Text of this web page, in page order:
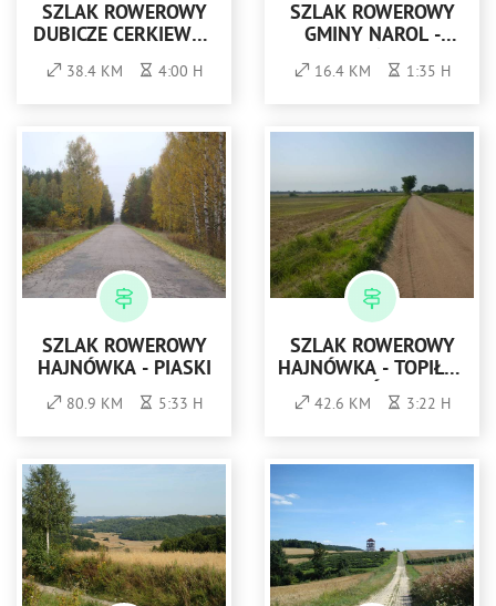
SZLAK ROWEROWY
DUBICZE CERKIEWNE
- TOPIŁO -
BIAŁOWIEŻA
38.4 KM 4:00 H
SZLAK ROWEROWY
GMINY NAROL -
TRASA NR 6 -
FIOLETOWA
16.4 KM 1:35 H
SZLAK ROWEROWY
HAJNÓWKA - PIASKI
80.9 KM 5:33 H
SZLAK ROWEROWY
HAJNÓWKA - TOPIŁO -
HAJNÓWKA
42.6 KM 3:22 H